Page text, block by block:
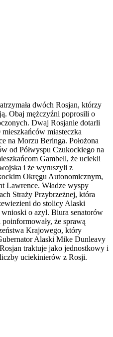
dwóch Rosjan, którzy
Obaj mężczyźni poprosili o
Dwaj Rosjanie dotarli
miasteczka
na Morzu Beringa. Położona
od Półwyspu Czukockiego na
Gambell, że uciekli
i że wyruszyli z
Okręgu Autonomicznym,
Lawrence. Władze wyspy
Straży Przybrzeżnej, która
do stolicy Alaski
o azyl. Biura senatorów
że sprawą
Krajowego, który
Alaski Mike Dunleavy
traktuje jako jednostkowy i
uciekinierów z Rosji.